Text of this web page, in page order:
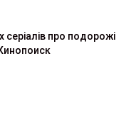
про подорожі